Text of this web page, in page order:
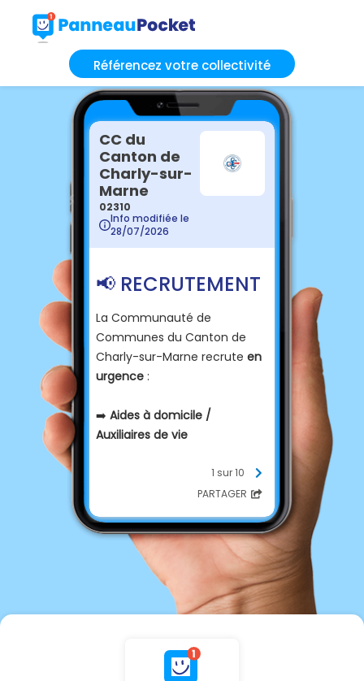
Référencez votre collectivité
CC du
Canton de
Charly-sur-
Marne
02310
Info modifiée le
28/07/2026
📢 RECRUTEMENT
La Communauté de
Communes du Canton de
Charly-sur-Marne recrute en
urgence :
➡️ Aides à domicile /
Auxiliaires de vie
📅 Remplacement pour la
période estivale avec
possibilité de prolongation.
📍 Postes à pourvoir
immédiatement.
📩 Envoyez votre CV et votre
Mme Véronique Lesage
📧 v.lesage@c4charly.fr
1 sur 10
PARTAGER